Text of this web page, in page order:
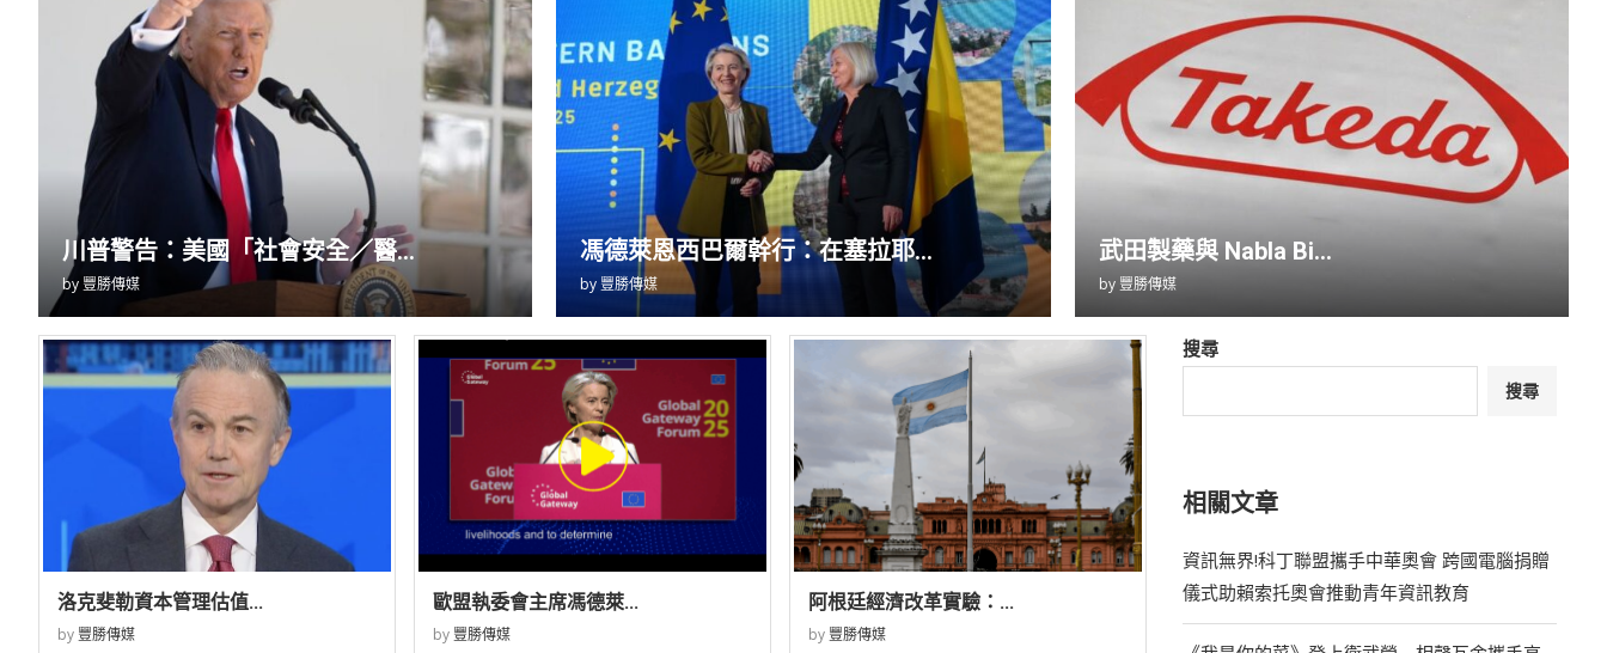
川普警告：美國「社會安全／醫...
by豐勝傳媒
馮德萊恩西巴爾幹行：在塞拉耶...
by豐勝傳媒
武田製藥與 Nabla Bi...
by豐勝傳媒
洛克斐勒資本管理估值...
by豐勝傳媒
歐盟執委會主席馮德萊...
by豐勝傳媒
阿根廷經濟改革實驗：...
by豐勝傳媒
搜尋
搜尋
相關文章
資訊無界!科丁聯盟攜手中華奧會 跨國電腦捐贈
儀式助賴索托奧會推動青年資訊教育